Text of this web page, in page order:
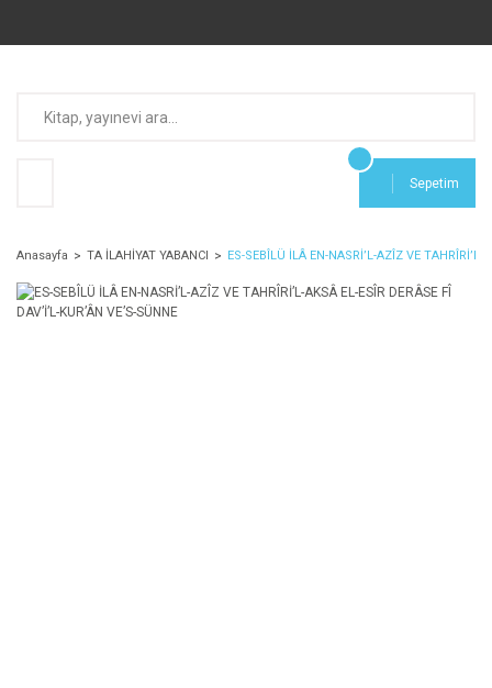
Sepetim
Anasayfa TA İLAHİYAT YABANCI ES-SEBÎLÜ İLÂ EN-NASRİ’L-AZÎZ VE TAHRÎRİ’L-